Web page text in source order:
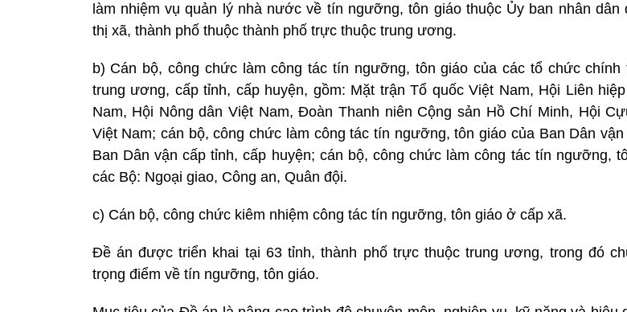
làm nhiệm vụ quản lý nhà nước về tín ngưỡng, tôn giáo thuộc Ủy ban nhân dân
thị xã, thành phố thuộc thành phố trực thuộc trung ương.
b) Cán bộ, công chức làm công tác tín ngưỡng, tôn giáo của các tổ chức
trung ương, cấp tỉnh, cấp huyện, gồm: Mặt trận Tổ quốc Việt Nam, Hội Liên
Nam, Hội Nông dân Việt Nam, Đoàn Thanh niên Cộng sản Hồ Chí Minh, Hội
Việt Nam; cán bộ, công chức làm công tác tín ngưỡng, tôn giáo của Ban Dân
Ban Dân vận cấp tỉnh, cấp huyện; cán bộ, công chức làm công tác tín ngưỡng,
các Bộ: Ngoại giao, Công an, Quân đội.
c) Cán bộ, công chức kiêm nhiệm công tác tín ngưỡng, tôn giáo ở cấp xã.
Đề án được triển khai tại 63 tỉnh, thành phố trực thuộc trung ương, trong đó
trọng điểm về tín ngưỡng, tôn giáo.